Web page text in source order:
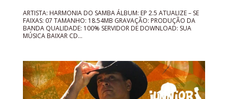
ARTISTA: HARMONIA DO SAMBA ÁLBUM: EP 2.5 ATUALIZE – SE
FAIXAS: 07 TAMANHO: 18.54MB GRAVAÇÃO: PRODUÇÃO DA
BANDA QUALIDADE: 100% SERVIDOR DE DOWNLOAD: SUA
MÚSICA BAIXAR CD...